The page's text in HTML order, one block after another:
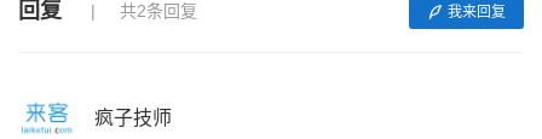
回复 共2条回复 我来回复
疯子技师